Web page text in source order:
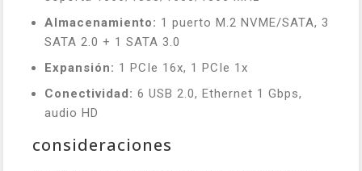
Almacenamiento: 1 puerto M.2 NVME/SATA, 3
SATA 2.0 + 1 SATA 3.0
Expansión: 1 PCIe 16x, 1 PCIe 1x
Conectividad: 6 USB 2.0, Ethernet 1 Gbps,
audio HD
consideraciones